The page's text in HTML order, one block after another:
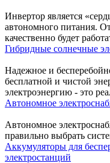
Инвертор является
автономного питания.
качественно будет
Гибридные солнечные
Надежное и
бесплатной и чистой
электроэнергию - это
Автономное
Автономное
правильно выбрать
Аккумуляторы для
электростанций